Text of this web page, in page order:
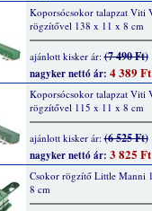
Koporsócsokor talapzat Viti
rögzítővel 138 x 11 x 8 cm
ajánlott kisker ár:(7 490 Ft)
nagyker nettó ár: 4 389 Ft
Koporsócsokor talapzat Viti
rögzítővel 115 x 11 x 8 cm
ajánlott kisker ár:(6 525 Ft)
nagyker nettó ár: 3 825 Ft
Csokor rögzítő Little Manni
8 cm